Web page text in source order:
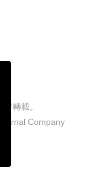
轉載。
Company